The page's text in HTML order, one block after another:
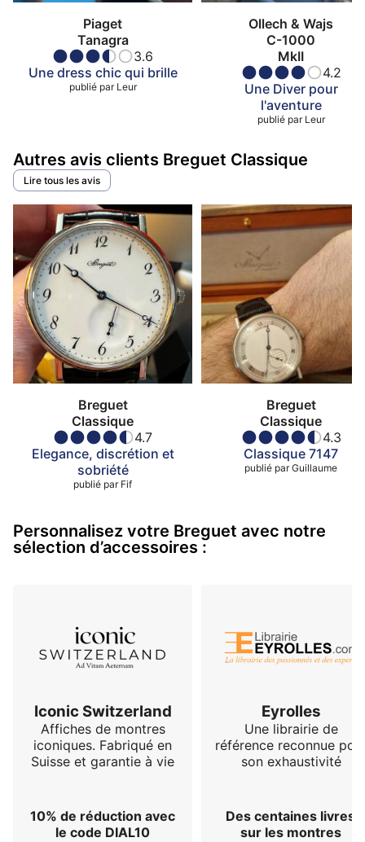
Piaget
Tanagra
3.6
Une dress chic qui brille
publié par Leur
Ollech & Wajs
C-1000
MkII
4.2
Une Diver pour
l'aventure
publié par Leur
Autres avis clients Breguet Classique
Lire tous les avis
Breguet
Classique
4.7
Elegance, discrétion et
sobriété
publié par Fif
Breguet
Classique
4.3
Classique 7147
publié par Guillaume
Personnalisez votre Breguet avec notre
sélection d’accessoires :
Iconic Switzerland
Affiches de montres
iconiques. Fabriqué en
Suisse et garantie à vie
10% de réduction avec
le code DIAL10
Eyrolles
Une librairie de
référence reconnue
son exhaustivité
Des centaines livres
sur les montres